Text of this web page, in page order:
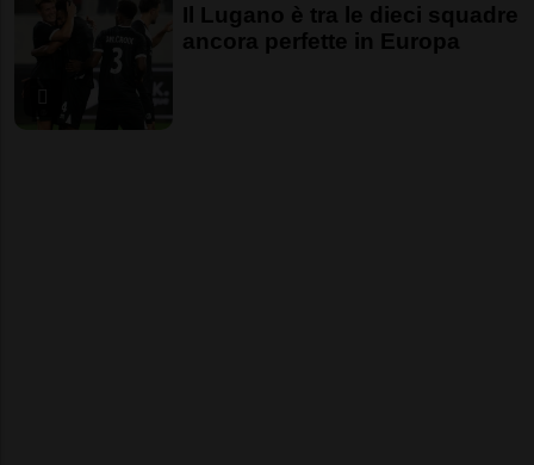
Il Lugano è tra le dieci squadre
ancora perfette in Europa